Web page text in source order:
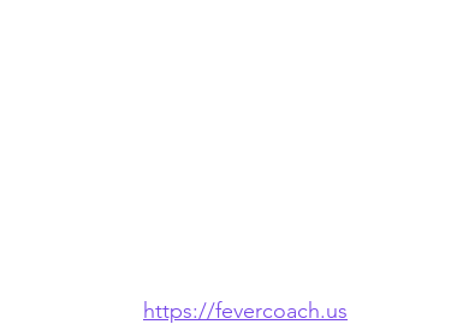
https://fevercoach.us